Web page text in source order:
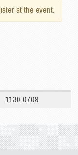
at the event.
1130-0709